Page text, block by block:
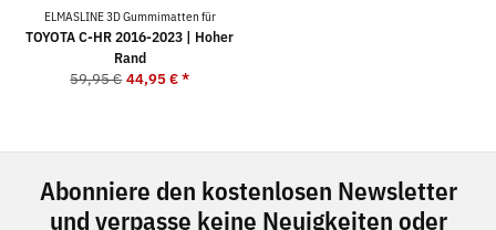
ELMASLINE 3D Gummimatten für
TOYOTA C-HR 2016-2023 | Hoher
Rand
59,95 € 44,95 €*
Abonniere den kostenlosen Newsletter
und verpasse keine Neuigkeiten oder